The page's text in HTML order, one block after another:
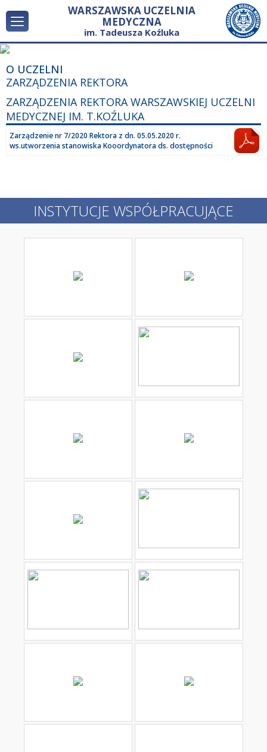
WARSZAWSKA UCZELNIA
MEDYCZNA
im. Tadeusza Koźluka
O UCZELNI
REKRUTACJA
KIERUNKI STUDIÓW
STUDIA PODYPLOMOWE
KURSY, SZKOLENIA
STUDENCI
KOMISJA JAKOŚCI KSZTAŁCENIA WUMED
PROJEKT POWER
KONTAKT
O UCZELNI
ZARZĄDZENIA REKTORA
ZARZĄDZENIA REKTORA WARSZAWSKIEJ UCZELNI
MEDYCZNEJ IM. T.KOŹLUKA
Zarządzenie nr 7/2020 Rektora z dn. 05.05.2020 r.
ws.utworzenia stanowiska Kooordynatora ds. dostępności
INSTYTUCJE WSPÓŁPRACUJĄCE